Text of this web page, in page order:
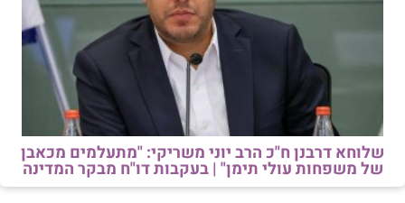
שלוחא דרבנן ח"כ הרב יוני משריקי: "מתעלמים מכאבן
של משפחות עולי תימן" | בעקבות דו"ח מבקר המדינה